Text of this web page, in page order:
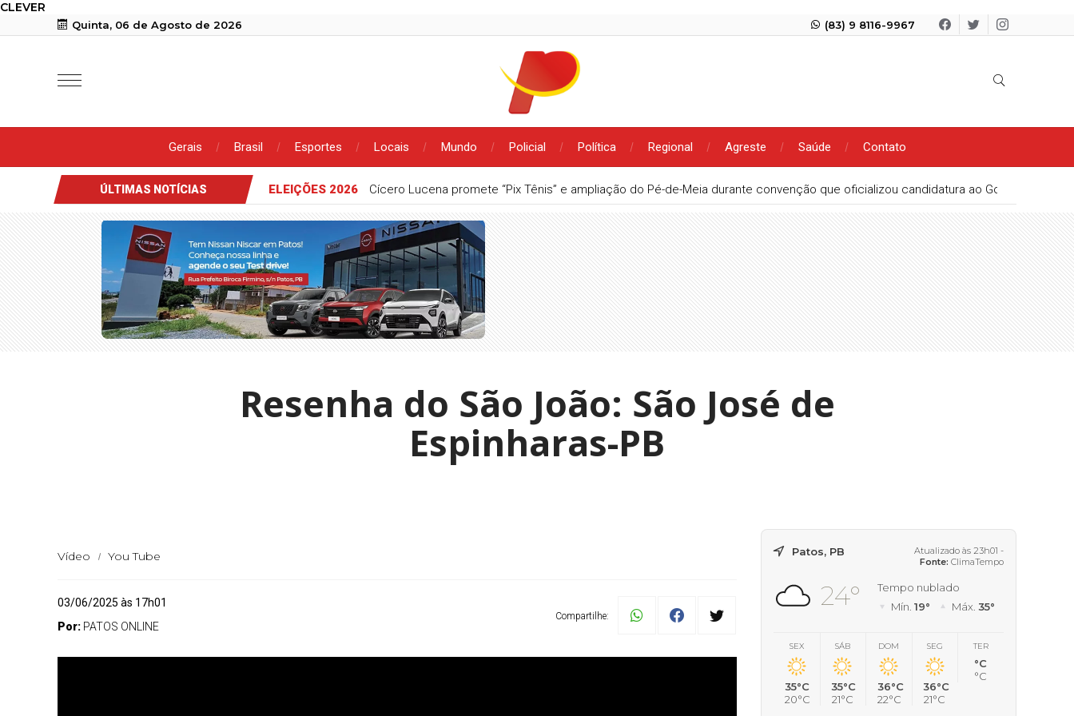
CLEVER
Quinta, 06 de Agosto de 2026 (83) 9 8116-9967
Gerais Brasil Esportes Locais Mundo Policial Política Regional Agreste Saúde Contato
ÚLTIMAS NOTÍCIAS
Veneziano defende reeleição e critica compra de votos: “Mandato não se compra com dinheiro”
Resenha do São João: São José de
Espinharas-PB
Vídeo You Tube
03/06/2025 às 17h01
Por: PATOS ONLINE
Compartilhe:
Patos, PB
Atualizado às 23h01 -
Fonte: ClimaTempo
24°
Tempo nublado
Mín. 19° Máx. 35°
SEX
35°C
20°C
SÁB
35°C
21°C
DOM
36°C
22°C
SEG
36°C
21°C
TER
°C
°C